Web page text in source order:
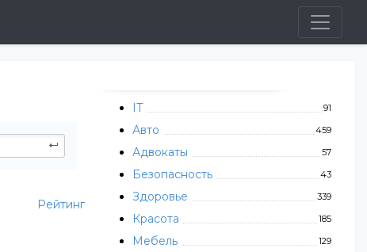
IT 91
Авто 459
Адвокаты 57
Безопасность 43
Здоровье 339
Красота 185
Мебель 129
Рейтинг